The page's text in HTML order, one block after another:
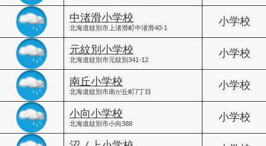
中渚滑小学校
北海道紋別市上渚滑町中渚滑40-1
小学校
元紋別小学校
北海道紋別市元紋別341-12
小学校
南丘小学校
北海道紋別市南が丘町7丁目
小学校
小向小学校
北海道紋別市小向388
小学校